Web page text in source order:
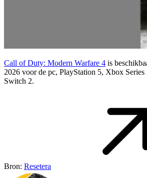
Call of Duty: Modern Warfare 4 is
2026 voor de pc, PlayStation 5, Xbox
Switch 2.
Bron: Resetera